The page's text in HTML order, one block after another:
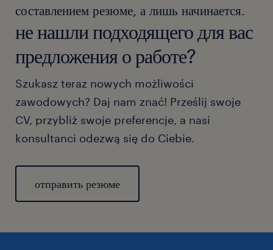
составлением резюме, а лишь начинается.
не нашли подходящего для вас
предложения о работе?
Szukasz teraz nowych możliwości
zawodowych? Daj nam znać! Prześlij swoje
CV, przybliż swoje preferencje, a nasi
konsultanci odezwą się do Ciebie.
отправить резюме